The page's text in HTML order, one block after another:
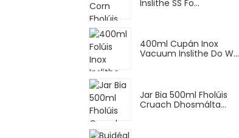
Inslithe SS Fo...
400ml Cupán Inox
Vacuum Inslithe Do W...
Jar Bia 500ml Fholúis
Cruach Dhosmálta...